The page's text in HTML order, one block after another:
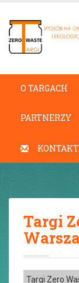
O TARGACH
PARTNERZY
KONTAKT
Targi
Targi Zero